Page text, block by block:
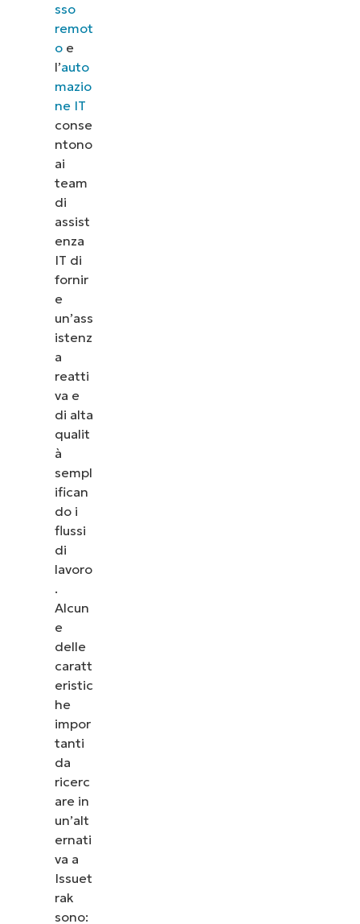
sso
remot
o e
l’auto
mazio
ne IT
conse
ntono
ai
team
di
assist
enza
IT di
fornir
e
un’ass
istenz
a
reatti
va e
di alta
qualit
à
sempl
ifican
do i
flussi
di
lavoro
.
Alcun
e
delle
caratt
eristic
he
impor
tanti
da
ricerc
are in
un’alt
ernati
va a
Issuet
rak
sono: